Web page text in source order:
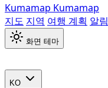
Kumamap Kumamap
지도 지역 여행 계획 알림
화면 테마
KO